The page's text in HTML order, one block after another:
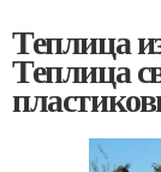
Теплица
Теплица